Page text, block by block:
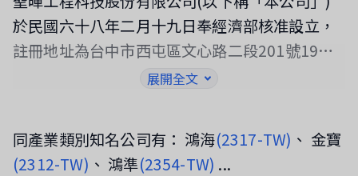
於民國六十八年二月十九日奉經濟部核准設立，
註冊地址為台中市西屯區文心路二段201號19樓
之1。本公司民國一一五年三月三十一日之合併財
環境控制、潔淨室、冰水主機、儲能設備、通風
展開全文
同產業類別知名公司有： 鴻海(2317-TW) 、 金寶
(2312-TW) 、 鴻準(2354-TW) ...